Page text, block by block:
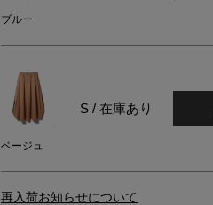
ブルー
ベージュ
S / 在庫あり
再入荷お知らせについて